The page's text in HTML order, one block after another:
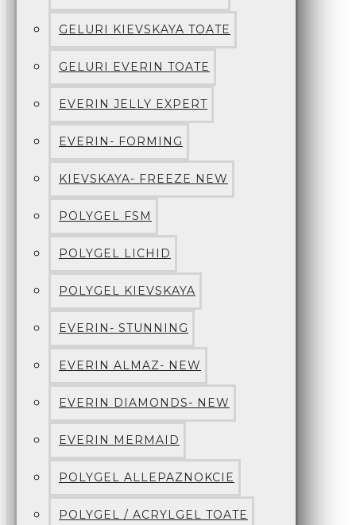
GELURI KIEVSKAYA TOATE
GELURI EVERIN TOATE
EVERIN JELLY EXPERT
EVERIN- FORMING
KIEVSKAYA- FREEZE NEW
POLYGEL FSM
POLYGEL LICHID
POLYGEL KIEVSKAYA
EVERIN- STUNNING
EVERIN ALMAZ- NEW
EVERIN DIAMONDS- NEW
EVERIN MERMAID
POLYGEL ALLEPAZNOKCIE
POLYGEL / ACRYLGEL TOATE